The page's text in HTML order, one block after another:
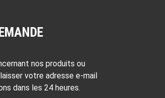
nos produits ou
votre adresse e-mail
dans les 24 heures.